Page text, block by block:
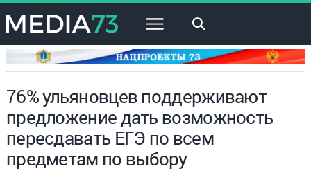
×
76% ульяновцев поддерживают
предложение дать возможность
пересдавать ЕГЭ по всем
предметам по выбору